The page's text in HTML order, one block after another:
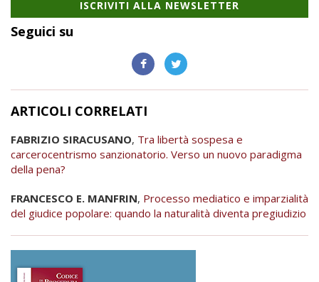
ISCRIVITI ALLA NEWSLETTER
Seguici su
ARTICOLI CORRELATI
FABRIZIO SIRACUSANO, Tra libertà sospesa e
carcerocentrismo sanzionatorio. Verso un nuovo paradigma
della pena?
FRANCESCO E. MANFRIN, Processo mediatico e imparzialità
del giudice popolare: quando la naturalità diventa pregiudizio